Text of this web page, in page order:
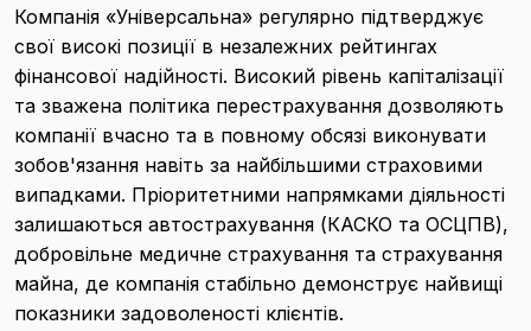
Компанія «Універсальна» регулярно підтверджує
свої високі позиції в незалежних рейтингах
фінансової надійності. Високий рівень капіталізації
та зважена політика перестрахування дозволяють
компанії вчасно та в повному обсязі виконувати
зобов'язання навіть за найбільшими страховими
випадками. Пріоритетними напрямками діяльності
залишаються автострахування (КАСКО та ОСЦПВ),
добровільне медичне страхування та страхування
майна, де компанія стабільно демонструє найвищі
показники задоволеності клієнтів.